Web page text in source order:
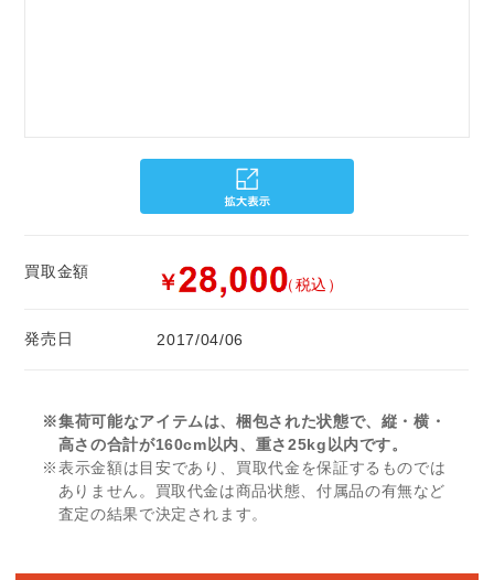
買取金額 ￥ （税込）
発売日 2017/04/06
※集荷可能なアイテムは、梱包された状態で、縦・横・
高さの合計が160cm以内、重さ25kg以内です。
※表示金額は目安であり、買取代金を保証するものでは
ありません。買取代金は商品状態、付属品の有無など
査定の結果で決定されます。